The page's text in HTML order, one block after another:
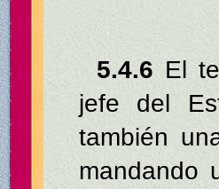
5.4.6 El
jefe del
también
mandando